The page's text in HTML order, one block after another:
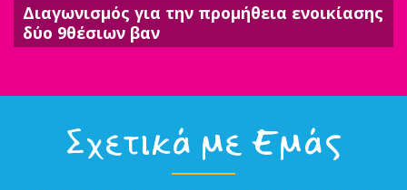
Διαγωνισμός για την προμήθεια ενοικίασης
δύο 9θέσιων βαν
Σχετικά με Εμάς